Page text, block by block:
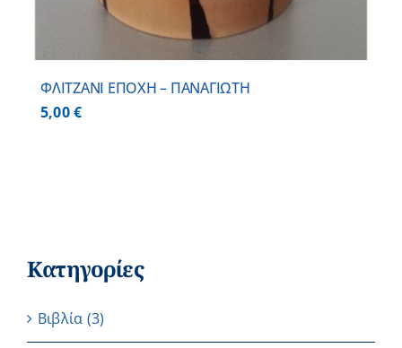
ΦΛΙΤΖΑΝΙ ΕΠΟΧΗ – ΠΑΝΑΓΙΩΤΗ
5,00€
Κατηγορίες
Βιβλία (3)